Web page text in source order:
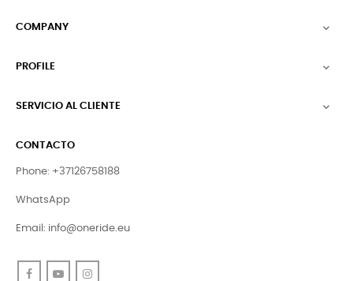
COMPANY 
PROFILE 
SERVICIO AL CLIENTE 
CONTACTO
Phone: +37126758188
WhatsApp
Email: info@oneride.eu
FacebookYouTube